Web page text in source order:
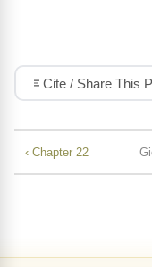
Cite / Share This
‹ Chapter 22